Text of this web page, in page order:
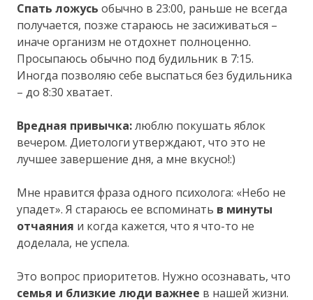
Спать ложусь обычно в 23:00, раньше не всегда
получается, позже стараюсь не засиживаться –
иначе организм не отдохнет полноценно.
Просыпаюсь обычно под будильник в 7:15.
Иногда позволяю себе выспаться без будильника
– до 8:30 хватает.
Вредная привычка:люблю покушать яблок
вечером. Диетологи утверждают, что это не
лучшее завершение дня, а мне вкусно!:)
Мне нравится фраза одного психолога: «Небо не
упадет». Я стараюсь ее вспоминать в минуты
отчаяния и когда кажется, что я что-то не
доделала, не успела.
Это вопрос приоритетов. Нужно осознавать, что
семья и близкие люди важнее в нашей жизни.